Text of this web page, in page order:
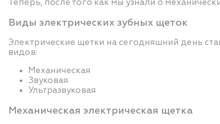
Теперь, после того как мы узнали о
Виды электрических зубных щеток
Электрические щетки на сегодняшний день
видов:
Механическая
Звуковая
Ультразвуковая
Механическая электрическая щетка